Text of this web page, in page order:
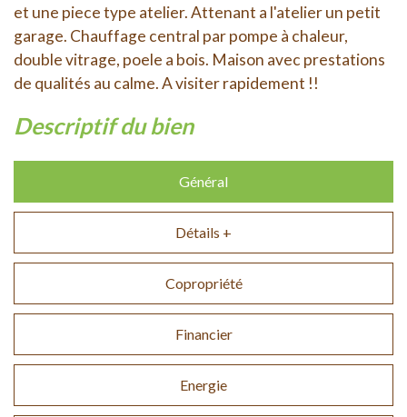
et une piece type atelier. Attenant a l'atelier un petit
garage. Chauffage central par pompe à chaleur,
double vitrage, poele a bois. Maison avec prestations
de qualités au calme. A visiter rapidement !!
descriptif du bien
Général
Détails +
Copropriété
Financier
Energie